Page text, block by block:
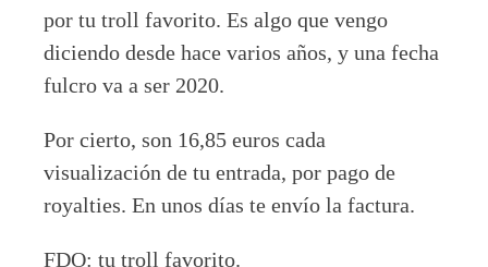
por tu troll favorito. Es algo que vengo
diciendo desde hace varios años, y una fecha
fulcro va a ser 2020.
Por cierto, son 16,85 euros cada
visualización de tu entrada, por pago de
royalties. En unos días te envío la factura.
FDO: tu troll favorito.